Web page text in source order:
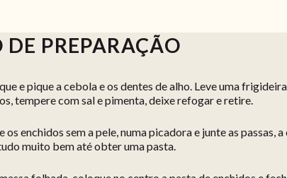
PREPARAÇÃO
e pique a cebola e os dentes de alho. Leve uma
tempere com sal e pimenta, deixe refogar e retire.
os enchidos sem a pele, numa picadora e junte as passas,
muito bem até obter uma pasta.